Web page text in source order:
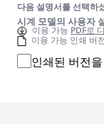
다음 설명서를 선택하
시계 모델의 사용자
이용 가능 PDF로
이용 가능 인쇄 버
인쇄된 버전